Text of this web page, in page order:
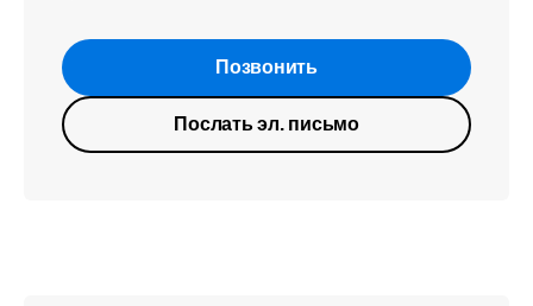
Позвонить
Послать эл. письмо